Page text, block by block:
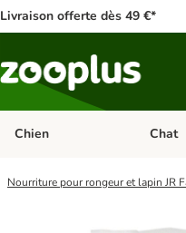
Livraison offerte dès 49 €*
Chien Chat
Nourriture pour rongeur et lapin JR